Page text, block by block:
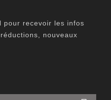
pour recevoir les infos
nouveaux